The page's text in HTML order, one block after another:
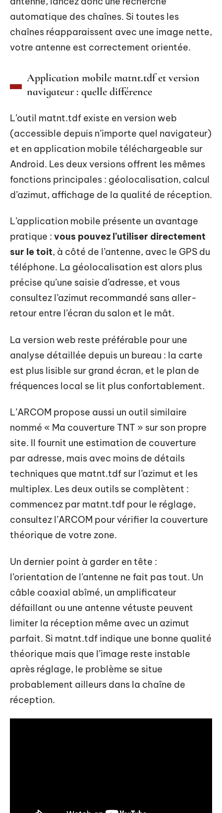
automatique des chaînes. Si toutes les
chaînes réapparaissent avec une image nette,
votre antenne est correctement orientée.
Application mobile matnt.tdf et version
navigateur : quelle différence
L’outil matnt.tdf existe en version web
(accessible depuis n’importe quel navigateur)
et en application mobile téléchargeable sur
Android. Les deux versions offrent les mêmes
fonctions principales : géolocalisation, calcul
d’azimut, affichage de la qualité de réception.
L’application mobile présente un avantage
pratique : vous pouvez l’utiliser directement
sur le toit, à côté de l’antenne, avec le GPS du
téléphone. La géolocalisation est alors plus
précise qu’une saisie d’adresse, et vous
consultez l’azimut recommandé sans aller-
retour entre l’écran du salon et le mât.
La version web reste préférable pour une
analyse détaillée depuis un bureau : la carte
est plus lisible sur grand écran, et le plan de
fréquences local se lit plus confortablement.
L’ARCOM propose aussi un outil similaire
nommé « Ma couverture TNT » sur son propre
site. Il fournit une estimation de couverture
par adresse, mais avec moins de détails
techniques que matnt.tdf sur l’azimut et les
multiplex. Les deux outils se complètent :
commencez par matnt.tdf pour le réglage,
consultez l’ARCOM pour vérifier la couverture
théorique de votre zone.
Un dernier point à garder en tête :
l’orientation de l’antenne ne fait pas tout. Un
câble coaxial abîmé, un amplificateur
défaillant ou une antenne vétuste peuvent
limiter la réception même avec un azimut
parfait. Si matnt.tdf indique une bonne qualité
théorique mais que l’image reste instable
après réglage, le problème se situe
probablement ailleurs dans la chaîne de
réception.